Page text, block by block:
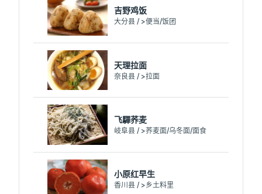
吉野鸡饭
大分县 / >便当/饭团
天理拉面
奈良县 / >拉面
飞驒荞麦
岐阜县 / >荞麦面/乌冬面/面食
小原红早生
香川县 / >乡土料里